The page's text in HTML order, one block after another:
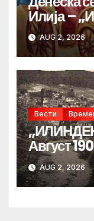
Илија –
AUG 2, 2026
Вести
Август
AUG 2, 2026